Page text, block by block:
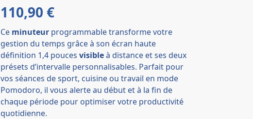
110,90 €
Ce minuteur programmable transforme votre
gestion du temps grâce à son écran haute
définition 1,4 poucesvisibleà distance et ses deux
présets d’intervalle personnalisables. Parfait pour
vos séances de sport, cuisine ou travail en mode
Pomodoro, il vous alerte au début et à la fin de
chaque période pour optimiser votre productivité
quotidienne.